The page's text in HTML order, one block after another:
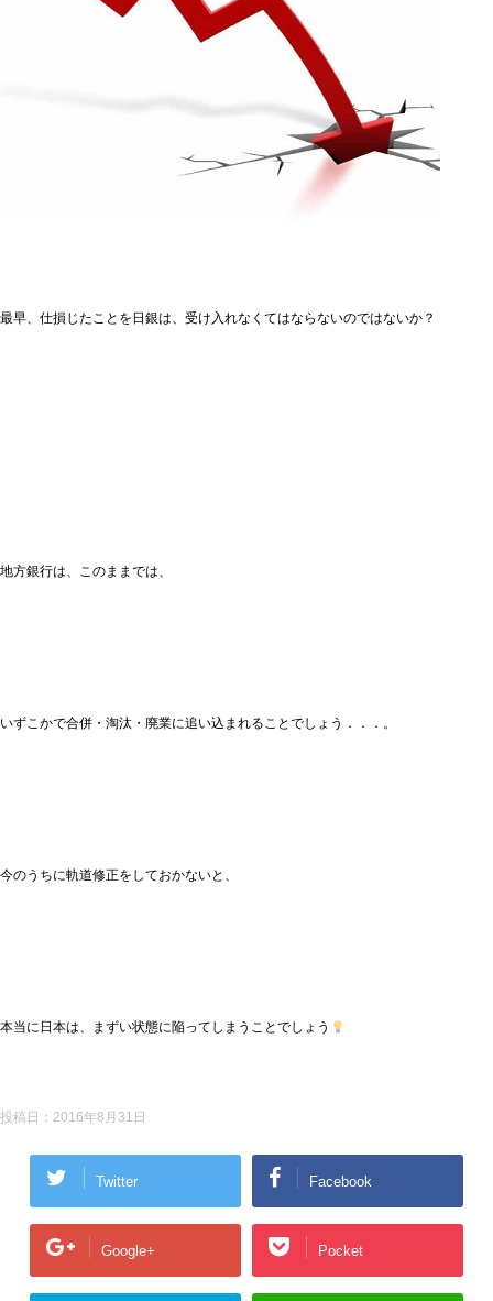
最早、仕損じたことを日銀は、受け入れなくてはならないのではないか？
地方銀行は、このままでは、
いずこかで合併・淘汰・廃業に追い込まれることでしょう．．．。
今のうちに軌道修正をしておかないと、
本当に日本は、まずい状態に陥ってしまうことでしょう
投稿日： 2016年8月31日
Twitter Facebook
Google+ Pocket